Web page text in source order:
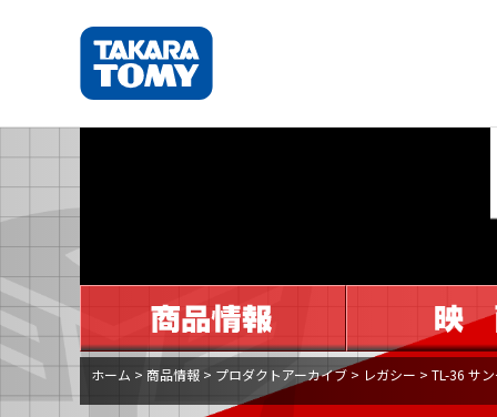
ホーム > 商品情報 > プロダクトアーカイブ > レガシー > TL-36 サ